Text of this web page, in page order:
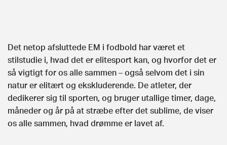
Det netop afsluttede EM i fodbold har været et
stilstudie i, hvad det er elitesport kan, og hvorfor det er
så vigtigt for os alle sammen – også selvom det i sin
natur er elitært og ekskluderende. De atleter, der
dedikerer sig til sporten, og bruger utallige timer, dage,
måneder og år på at stræbe efter det sublime, de viser
os alle sammen, hvad drømme er lavet af.